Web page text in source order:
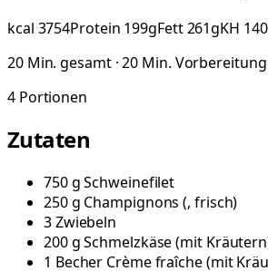
kcal 3754Protein 199gFett261gKH 140
20 Min. gesamt · 20 Min. Vorbereitung
4 Portionen
Zutaten
750gSchweinefilet
250g Champignons (, frisch)
3Zwiebeln
200gSchmelzkäse(mit Kräutern
1 Becher Crème fraîche(mit